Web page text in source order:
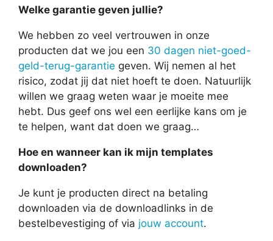
Welke garantie geven jullie?
We hebben zo veel vertrouwen in onze
producten dat we jou een 30 dagen niet-goed-
geld-terug-garantie geven. Wij nemen al het
risico, zodat jij dat niet hoeft te doen. Natuurlijk
willen we graag weten waar je moeite mee
hebt. Dus geef ons wel een eerlijke kans om je
te helpen, want dat doen we graag…
Hoe en wanneer kan ik mijn templates
downloaden?
Je kunt je producten direct na betaling
downloaden via de downloadlinks in de
bestelbevestiging of via jouw account.